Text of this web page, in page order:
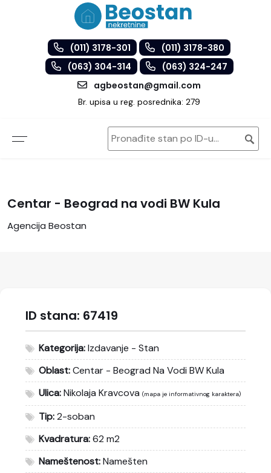
(011) 3178-301
(011) 3178-380
(063) 304-314
(063) 324-247
agbeostan@gmail.com
Br. upisa u reg. posrednika: 279
Centar - Beograd na vodi BW Kula
Agencija Beostan
ID stana: 67419
Kategorija:Izdavanje - Stan
Oblast:Centar - Beograd Na Vodi BW Kula
Ulica:Nikolaja Kravcova (mapa je informativnog karaktera)
Tip:2-soban
Kvadratura:62 m2
Nameštenost:Namešten